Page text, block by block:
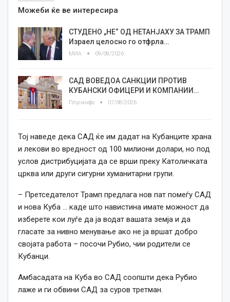
Можеби ќе ве интересира
СТУДЕНО „НЕ“ ОД НЕТАНЈАХУ ЗА ТРАМП
Израел целосно го отфрла…
МИА 09/08/2026
САД ВОВЕДОА САНКЦИИ ПРОТИВ
КУБАНСКИ ОФИЦЕРИ И КОМПАНИИ…
Плусинфо 07/08/2026
Тој наведе дека САД ќе им дадат на Кубанците храна
и лекови во вредност од 100 милиони долари, но под
услов дистрибуцијата да се врши преку Католичката
црква или други сигурни хуманитарни групи.
– Претседателот Трамп предлага нов пат помеѓу САД
и нова Куба … каде што навистина имате можност да
изберете кои луѓе да ја водат вашата земја и да
гласате за нивно менување ако не ја вршат добро
својата работа – посочи Рубио, чии родители се
Кубанци.
Амбасадата на Куба во САД соопшти дека Рубио
лаже и ги обвини САД за суров третман.